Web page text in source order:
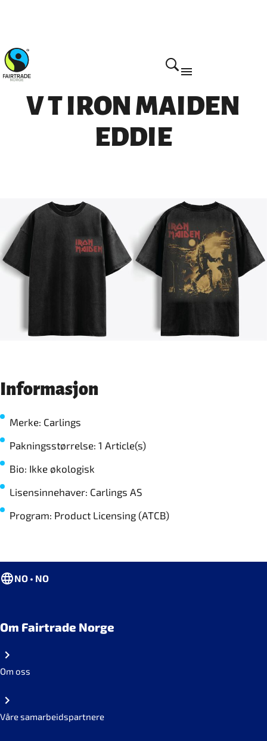
V T IRON MAIDEN
EDDIE
Informasjon
Merke: Carlings
Pakningsstørrelse: 1 Article(s)
Bio: Ikke økologisk
Lisensinnehaver: Carlings AS
Program: Product Licensing (ATCB)
NO • NO
Om Fairtrade Norge
Om oss
Våre samarbeidspartnere